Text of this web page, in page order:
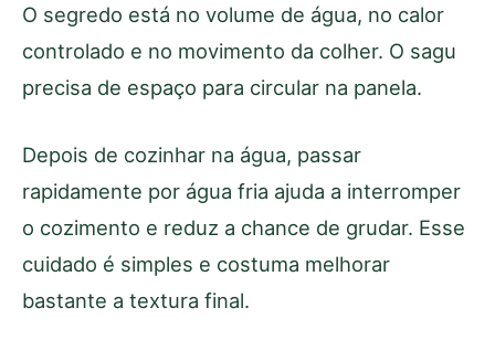
O segredo está no volume de água, no calor
controlado e no movimento da colher. O sagu
precisa de espaço para circular na panela.
Depois de cozinhar na água, passar
rapidamente por água fria ajuda a interromper
o cozimento e reduz a chance de grudar. Esse
cuidado é simples e costuma melhorar
bastante a textura final.